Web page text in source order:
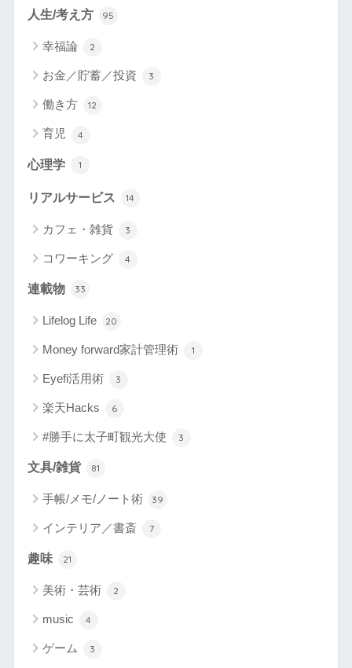
人生/考え方 95
幸福論 2
お金／貯蓄／投資 3
働き方 12
育児 4
心理学 1
リアルサービス 14
カフェ・雑貨 3
コワーキング 4
連載物 33
Lifelog Life 20
Money forward家計管理術 1
Eyefi活用術 3
楽天Hacks 6
#勝手に太子町観光大使 3
文具/雑貨 81
手帳/メモ/ノート術 39
インテリア／書斎 7
趣味 21
美術・芸術 2
music 4
ゲーム 3